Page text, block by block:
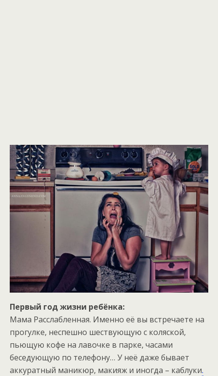
Первый год жизни ребёнка:
Мама Расслабленная. Именно её вы встречаете на
прогулке, неспешно шествующую с коляской,
пьющую кофе на лавочке в парке, часами
беседующую по телефону… У неё даже бывает
аккуратный маникюр, макияж и иногда – каблуки.